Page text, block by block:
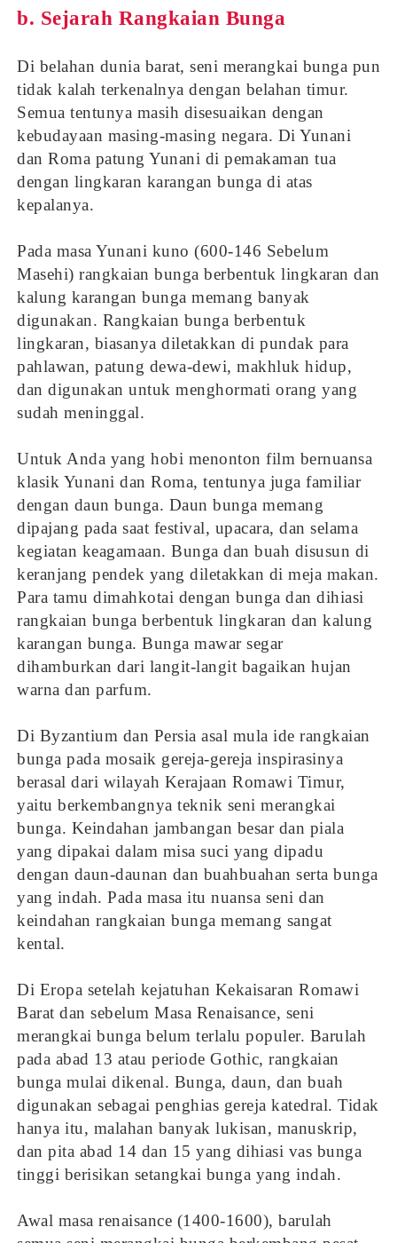
b. Sejarah Rangkaian Bunga
Di belahan dunia barat, seni merangkai bunga pun
tidak kalah terkenalnya dengan belahan timur.
Semua tentunya masih disesuaikan dengan
kebudayaan masing-masing negara. Di Yunani
dan Roma patung Yunani di pemakaman tua
dengan lingkaran karangan bunga di atas
kepalanya.
Pada masa Yunani kuno (600-146 Sebelum
Masehi) rangkaian bunga berbentuk lingkaran dan
kalung karangan bunga memang banyak
digunakan. Rangkaian bunga berbentuk
lingkaran, biasanya diletakkan di pundak para
pahlawan, patung dewa-dewi, makhluk hidup,
dan digunakan untuk menghormati orang yang
sudah meninggal.
Untuk Anda yang hobi menonton film bernuansa
klasik Yunani dan Roma, tentunya juga familiar
dengan daun bunga. Daun bunga memang
dipajang pada saat festival, upacara, dan selama
kegiatan keagamaan. Bunga dan buah disusun di
keranjang pendek yang diletakkan di meja makan.
Para tamu dimahkotai dengan bunga dan dihiasi
rangkaian bunga berbentuk lingkaran dan kalung
karangan bunga. Bunga mawar segar
dihamburkan dari langit-langit bagaikan hujan
warna dan parfum.
Di Byzantium dan Persia asal mula ide rangkaian
bunga pada mosaik gereja-gereja inspirasinya
berasal dari wilayah Kerajaan Romawi Timur,
yaitu berkembangnya teknik seni merangkai
bunga. Keindahan jambangan besar dan piala
yang dipakai dalam misa suci yang dipadu
dengan daun-daunan dan buahbuahan serta bunga
yang indah. Pada masa itu nuansa seni dan
keindahan rangkaian bunga memang sangat
kental.
Di Eropa setelah kejatuhan Kekaisaran Romawi
Barat dan sebelum Masa Renaisance, seni
merangkai bunga belum terlalu populer. Barulah
pada abad 13 atau periode Gothic, rangkaian
bunga mulai dikenal. Bunga, daun, dan buah
digunakan sebagai penghias gereja katedral. Tidak
hanya itu, malahan banyak lukisan, manuskrip,
dan pita abad 14 dan 15 yang dihiasi vas bunga
tinggi berisikan setangkai bunga yang indah.
Awal masa renaisance (1400-1600), barulah